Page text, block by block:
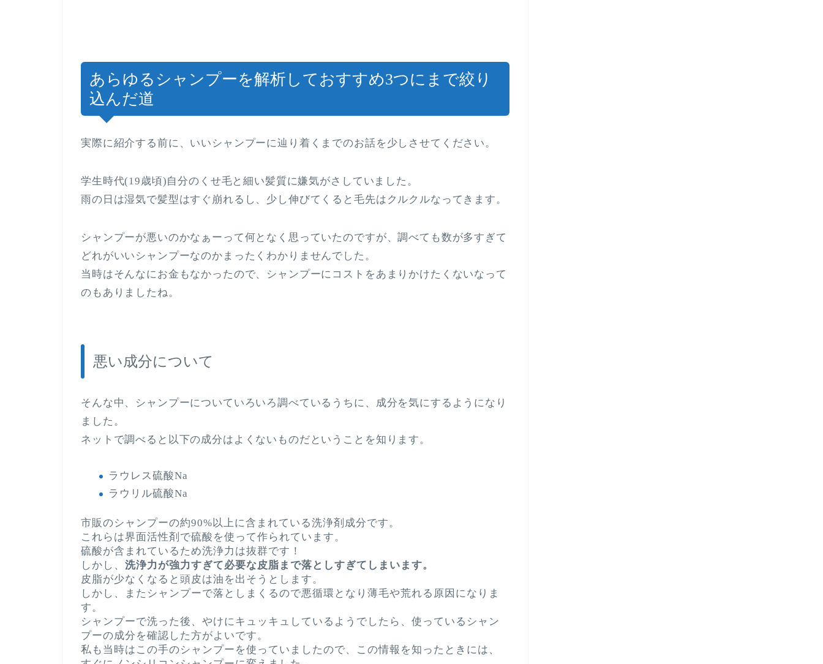
あらゆるシャンプーを解析しておすすめ3つにまで絞り
込んだ道
実際に紹介する前に、いいシャンプーに辿り着くまでのお話を少しさせてください。
学生時代(19歳頃)自分のくせ毛と細い髪質に嫌気がさしていました。
雨の日は湿気で髪型はすぐ崩れるし、少し伸びてくると毛先はクルクルなってきます。
シャンプーが悪いのかなぁーって何となく思っていたのですが、調べても数が多すぎて
どれがいいシャンプーなのかまったくわかりませんでした。
当時はそんなにお金もなかったので、シャンプーにコストをあまりかけたくないなって
のもありましたね。
悪い成分について
そんな中、シャンプーについていろいろ調べているうちに、成分を気にするようになり
ました。
ネットで調べると以下の成分はよくないものだということを知ります。
ラウレス硫酸Na
ラウリル硫酸Na
市販のシャンプーの約90%以上に含まれている洗浄剤成分です。
これらは界面活性剤で硫酸を使って作られています。
硫酸が含まれているため洗浄力は抜群です！
しかし、 洗浄力が強力すぎて必要な皮脂まで落としすぎてしまいます。
皮脂が少なくなると頭皮は油を出そうとします。
しかし、またシャンプーで落としまくるので悪循環となり薄毛や荒れる原因になりま
す。
シャンプーで洗った後、やけにキュッキュしているようでしたら、使っているシャン
プーの成分を確認した方がよいです。
私も当時はこの手のシャンプーを使っていましたので、この情報を知ったときには、